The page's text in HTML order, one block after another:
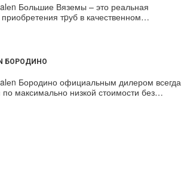
Большие Вяземы – это реальная
тpуб в качественном…
БОРОДИНО
Бородино официальным дилером всегда
по максимально низкой стоимости без…